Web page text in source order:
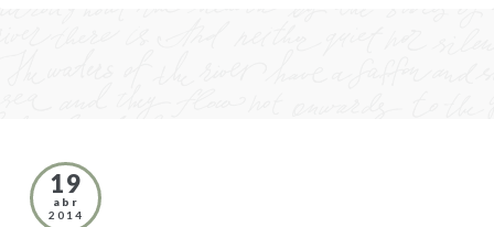
19
abr
2014